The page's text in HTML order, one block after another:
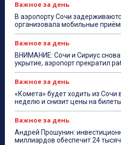
Важное за день
В аэропорту Сочи
организовала мобильные
Важное за день
ВНИМАНИЕ: Сочи и Сириус снова
укрытие, аэропорт прекратил
Важное за день
«Комета» будет ходить из Сочи
неделю и снизит цены на билеты
Важное за день
Андрей Прошунин:
миллиардов обеспечит 24